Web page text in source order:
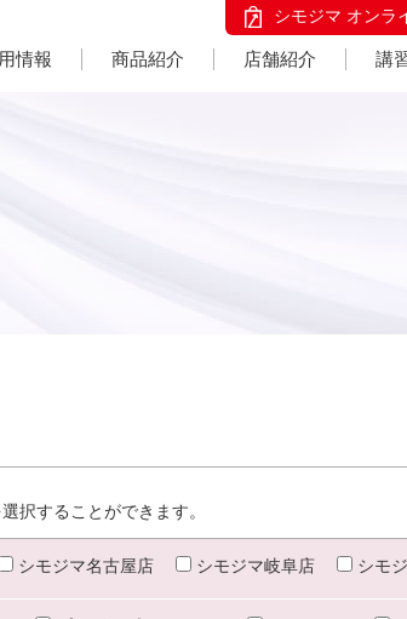
シモジマ オンラ
情報 商品紹介 店舗紹介 講
択することができます。
シモジマ名古屋店 シモジマ岐阜店 シモ